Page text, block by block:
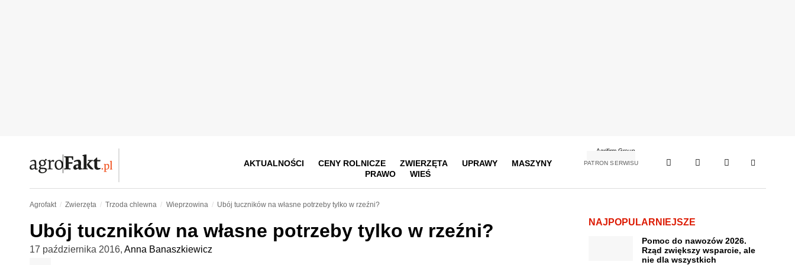
AKTUALNOŚCI CENY ROLNICZE ZWIERZĘTA UPRAWY
MASZYNY
PRAWO
WIEŚ
PATRON SERWISU
Agrofakt Zwierzęta Trzoda chlewna Wieprzowina Ubój tuczników na własne potrzeby tylko w rzeźni?
Ubój tuczników na własne potrzeby tylko w rzeźni?
17 października 2016, Anna Banaszkiewicz
NAJPOPULARNIEJSZE
Pomoc do nawozów 2026.
Rząd zwiększy wsparcie, ale
nie dla wszystkich